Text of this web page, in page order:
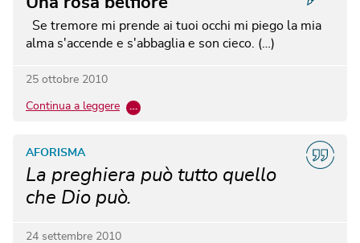
Se tremore mi prende ai tuoi occhi mi piego la mia
alma s'accende e s'abbaglia e son cieco. (…)
25 ottobre 2010
Continua a leggere …
La preghiera può tutto quello
che Dio può.
AFORISMA
24 settembre 2010